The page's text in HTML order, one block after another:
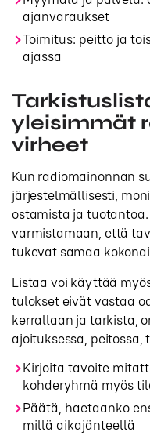
ajanvaraukset
Toimitus: peitto ja
ajassa
yleisimmät
virheet
Kun radiomainonnan
järjestelmällisesti,
ostamista ja
varmistamaan, että
tukevat samaa
Listaa voi käyttää
tulokset eivät vastaa
kerrallaan ja tarkista,
ajoituksessa,
Kirjoita tavoite
kohderyhmä myös
Päätä, haetaanko
millä aikajänteellä